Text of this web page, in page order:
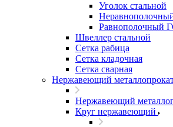
Уголок стальной
Равнополочный
Швеллер стальной
Сетка рабица
Сетка кладочная
Сетка сварная
Нержавеющий
Нержавеющий
Круг нержавеющий